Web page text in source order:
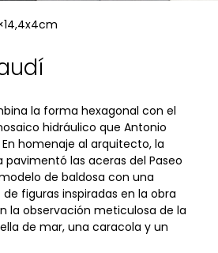
la forma hexagonal con el
hidráulico que Antonio
homenaje al arquitecto, la
pavimentó las aceras del Paseo
de baldosa con una
figuras inspiradas en la obra
la observación meticulosa de la
de mar, una caracola y un